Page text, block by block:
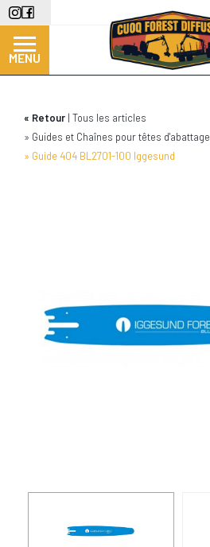
Aller
au
contenu
principal
MENU
Retour Tous les articles
Guides et Chaînes pour têtes d'abattage
Guide 404 BL2701-100 Iggesund